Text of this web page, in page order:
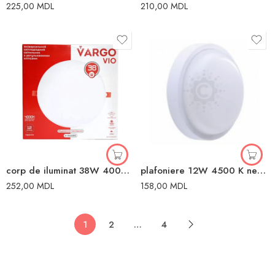
225,00 MDL 210,00 MDL
corp de iluminat 38W 4000 K neutră neutră Vargo
252,00 MDL
plafoniere 12W 4500 K neutră neutră Enext
158,00 MDL
1 2 … 4